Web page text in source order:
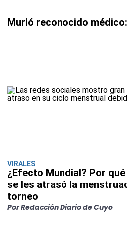
Murió reconocido
VIRALES
¿Efecto Mundial? Por
se les atrasó la
torneo
Por Redacción Diario de Cuyo